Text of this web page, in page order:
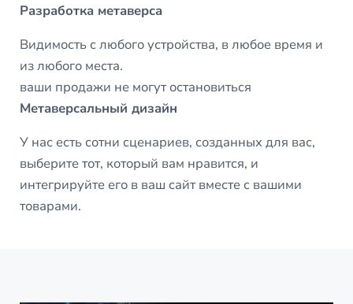
Разработка метаверса
Видимость с любого устройства, в любое время и
из любого места.
ваши продажи не могут остановиться
Метаверсальный дизайн
У нас есть сотни сценариев, созданных для вас,
выберите тот, который вам нравится, и
интегрируйте его в ваш сайт вместе с вашими
товарами.